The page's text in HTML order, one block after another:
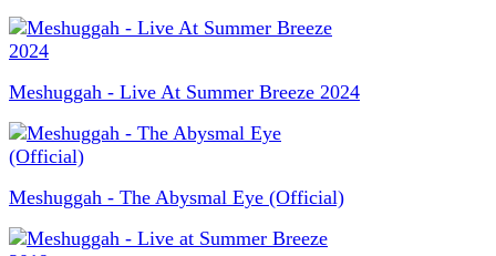
Meshuggah - Live At Summer Breeze 2024
Meshuggah - The Abysmal Eye (Official)